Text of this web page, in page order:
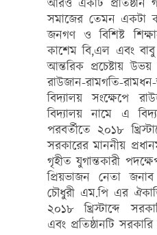
আরও একটি প্রতিষ্ঠান
সমাজের তেমন একটা
জনগণ ও বিশিষ্ট
কাশেম বি,এল এবং
আন্তরিক প্রচেষ্টায়
রাউজান-রামগতি-
বিদ্যালয় সংক্ষেপে
বিদ্যালয় নামে এ
পরবর্তীতে ২০১৮
সরকারের মাননীয়
গৃহীত যুগান্তকারী
প্রিয়ভাজন নেতা
চৌধুরী এম.পি এর
২০১৮ খ্রিস্টাব্দে
এবং প্রতিষ্ঠানটি